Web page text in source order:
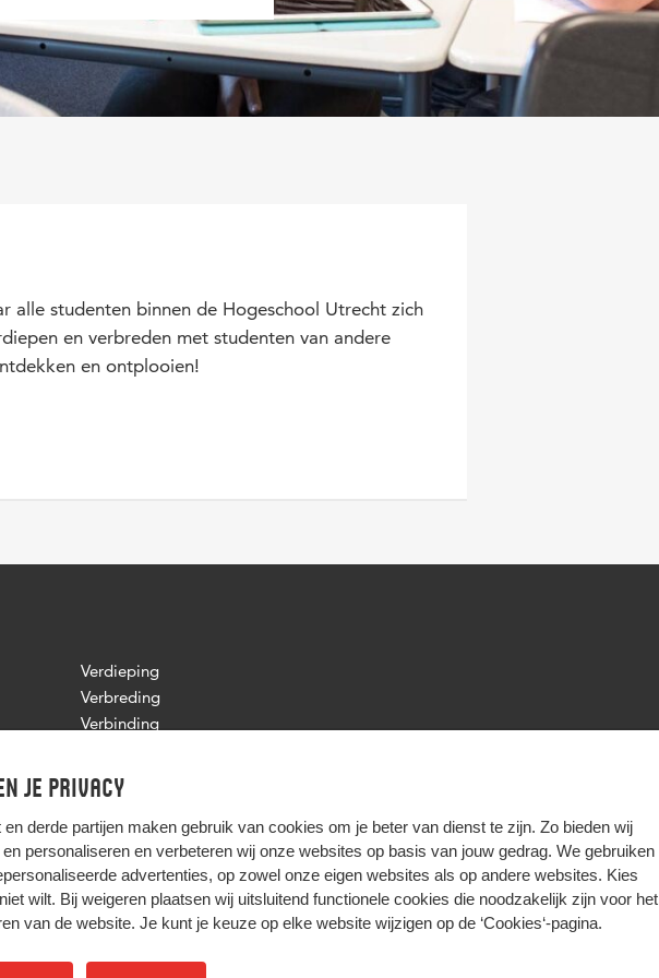
je privacy
en derde partijen maken gebruik van cookies om je beter van dienst te zijn. Zo bieden wij
personaliseren en verbeteren wij onze websites op basis van jouw gedrag. We gebruiken
advertenties, op zowel onze eigen websites als op andere websites. Kies
niet wilt. Bij weigeren plaatsen wij uitsluitend functionele cookies die noodzakelijk zijn voor het
van de website. Je kunt je keuze op elke website wijzigen op de ‘Cookies‘-pagina.
alle studenten binnen de Hogeschool Utrecht zich
en verbreden met studenten van andere
en ontplooien!
Verdieping
Verbreding
Verbinding
Veelgestelde vragen
Certificaat
HIER KOMT ALLES SAMEN